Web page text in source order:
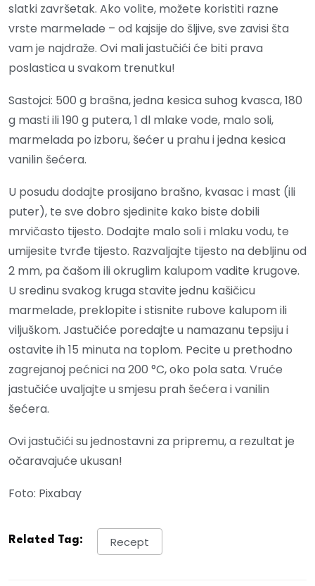
slatki završetak. Ako volite, možete koristiti razne
vrste marmelade – od kajsije do šljive, sve zavisi šta
vam je najdraže. Ovi mali jastučići će biti prava
poslastica u svakom trenutku!
Sastojci: 500 g brašna, jedna kesica suhog kvasca, 180
g masti ili 190 g putera, 1 dl mlake vode, malo soli,
marmelada po izboru, šećer u prahu i jedna kesica
vanilin šećera.
U posudu dodajte prosijano brašno, kvasac i mast (ili
puter), te sve dobro sjedinite kako biste dobili
mrvičasto tijesto. Dodajte malo soli i mlaku vodu, te
umijesite tvrđe tijesto. Razvaljajte tijesto na debljinu od
2 mm, pa čašom ili okruglim kalupom vadite krugove.
U sredinu svakog kruga stavite jednu kašičicu
marmelade, preklopite i stisnite rubove kalupom ili
viljuškom. Jastučiće poredajte u namazanu tepsiju i
ostavite ih 15 minuta na toplom. Pecite u prethodno
zagrejanoj pećnici na 200 °C, oko pola sata. Vruće
jastučiće uvaljajte u smjesu prah šećera i vanilin
šećera.
Ovi jastučići su jednostavni za pripremu, a rezultat je
očaravajuće ukusan!
Foto: Pixabay
Related Tag: Recept